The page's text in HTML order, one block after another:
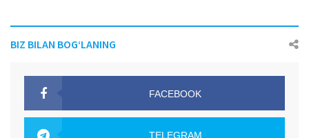
BIZ BILAN BOG‘LANING
FACEBOOK
TELEGRAM